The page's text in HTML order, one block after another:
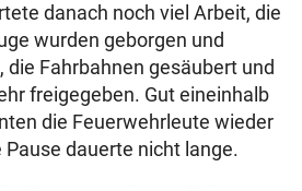
danach noch viel Arbeit, die
wurden geborgen und
Fahrbahnen gesäubert und
freigegeben. Gut eineinhalb
die Feuerwehrleute wieder
dauerte nicht lange.